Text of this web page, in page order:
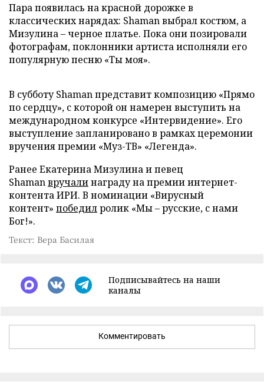
Пара появилась на красной дорожке в
классических нарядах: Shaman выбрал костюм, а
Мизулина – черное платье. Пока они позировали
фотографам, поклонники артиста исполняли его
популярную песню «Ты моя».
В субботу Shaman представит композицию «Прямо
по сердцу», с которой он намерен выступить на
международном конкурсе «Интервидение». Его
выступление запланировано в рамках церемонии
вручения премии «Муз-ТВ» «Легенда».
Ранее Екатерина Мизулина и певец
Shamanвручалинаграду на премии интернет-
контента ИРИ. В номинации «Вирусный
контент» победилролик «Мы – русские, с нами
Бог!».
Текст: Вера Басилая
Подписывайтесь на наши
каналы
Комментировать